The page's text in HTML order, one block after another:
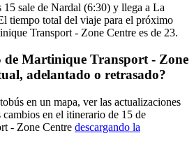
sale de Nardal (6:30) y llega a La
tiempo total del viaje para el próximo
Transport - Zone Centre es de 23.
de Martinique Transport - Zone
adelantado o retrasado?
en un mapa, ver las actualizaciones
en el itinerario de 15 de
- Zone Centre descargando la